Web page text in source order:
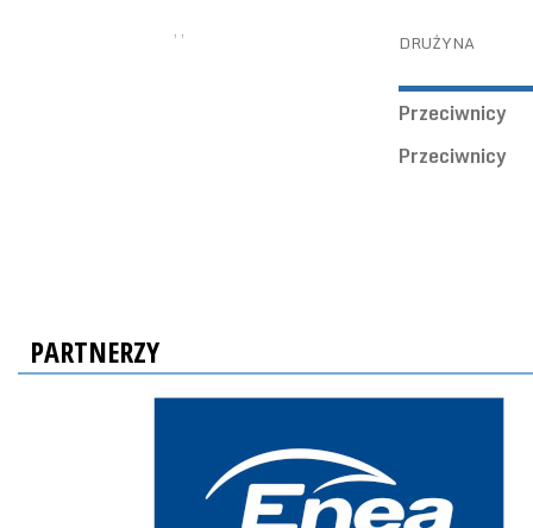
, , DRUŻYNA
Przeciwnicy
Przeciwnicy
PARTNERZY